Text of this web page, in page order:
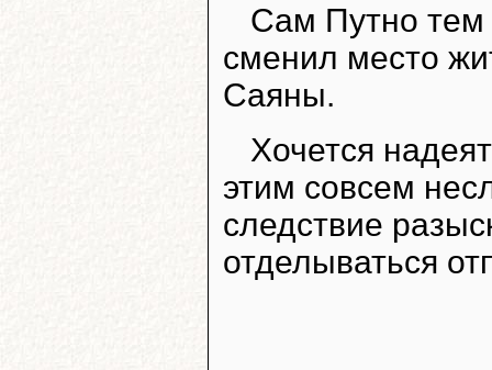
Сам Путно тем
сменил место
Саяны.
Хочется
этим совсем
следствие
отделываться